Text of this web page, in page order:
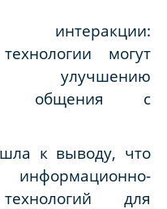
могут
улучшению
и общения с
к выводу, что
для